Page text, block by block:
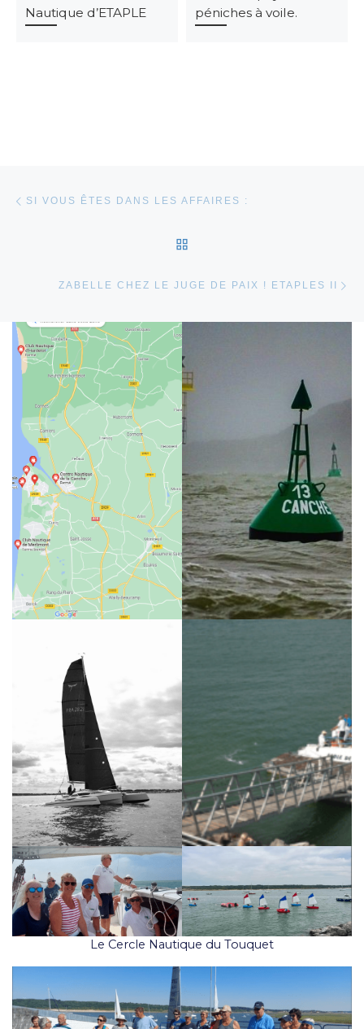
Nautique d’ETAPLE
péniches à voile.
SI VOUS ÊTES DANS LES AFFAIRES :
ZABELLE CHEZ LE JUGE DE PAIX ! ETAPLES II
Le Cercle Nautique du Touquet